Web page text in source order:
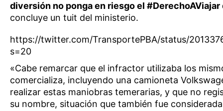
diversión no ponga en riesgo el #DerechoAViajar
concluye un tuit del ministerio.
https://twitter.com/TransportePBA/status/
s=20
«Cabe remarcar que el infractor utilizaba los
comercializa, incluyendo una camioneta
realizar estas maniobras temerarias, y que no
su nombre, situación que también fue